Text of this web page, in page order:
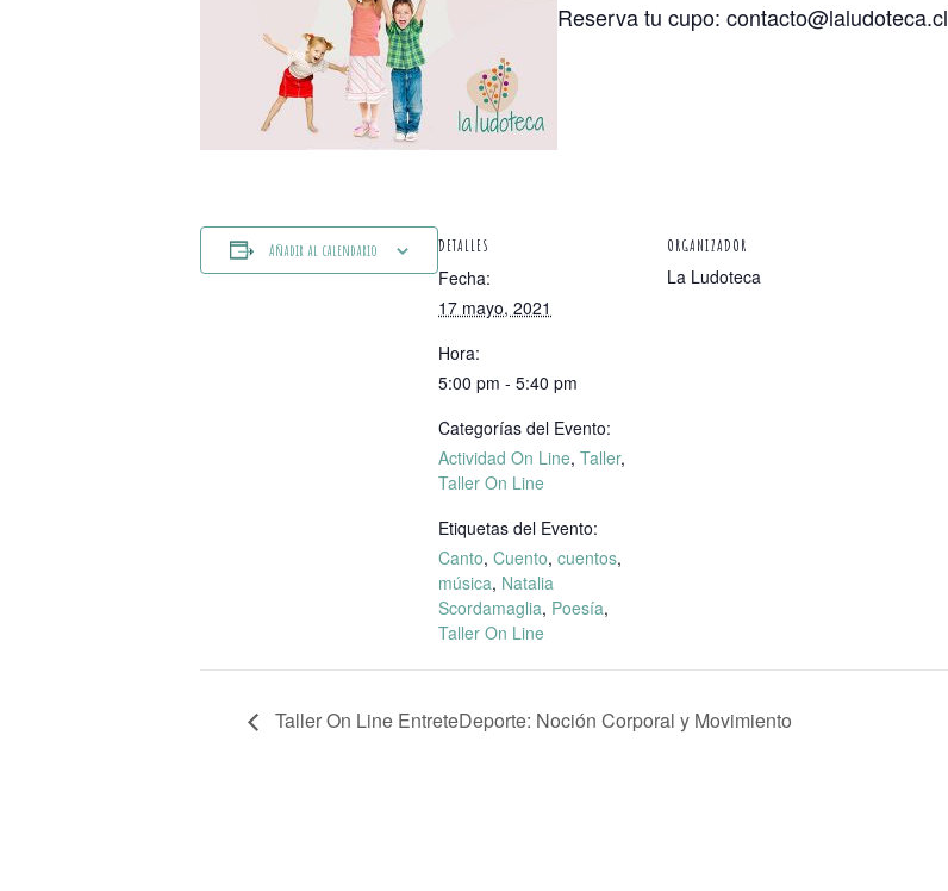
Reserva tu cupo: contacto@laludoteca.cl
Añadir al calendario DETALLES
Fecha:
17 mayo, 2021
Hora:
5:00 pm - 5:40 pm
Categorías del Evento:
Actividad On Line, Taller,
Taller On Line
Etiquetas del Evento:
Canto, Cuento, cuentos,
música, Natalia
Scordamaglia, Poesía,
Taller On Line
ORGANIZADOR
La Ludoteca
Taller On Line EntreteDeporte: Noción Corporal y Movimiento